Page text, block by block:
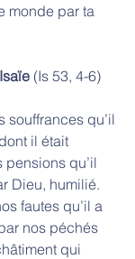
monde par ta
(Is 53, 4-6)
souffrances qu’il
il était
pensions qu’il
Dieu, humilié.
fautes qu’il a
nos péchés
qui